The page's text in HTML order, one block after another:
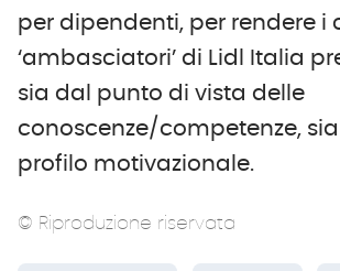
per dipendenti, per rendere i
‘ambasciatori’ di Lidl Italia
sia dal punto di vista delle
conoscenze/competenze, sia
profilo motivazionale.
© Riproduzione riservata